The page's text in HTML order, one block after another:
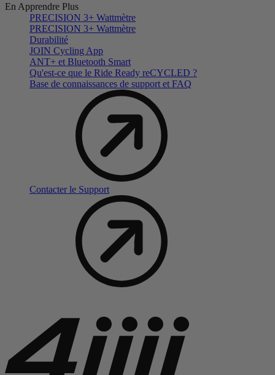
En Apprendre Plus
PRECISION 3+ Wattmètre
PRECISION 3+ Wattmètre
Durabilité
JOIN Cycling App
ANT+ et Bluetooth Smart
Qu'est-ce que le Ride Ready reCYCLED ?
Base de connaissances de support et FAQ
Contacter le Support